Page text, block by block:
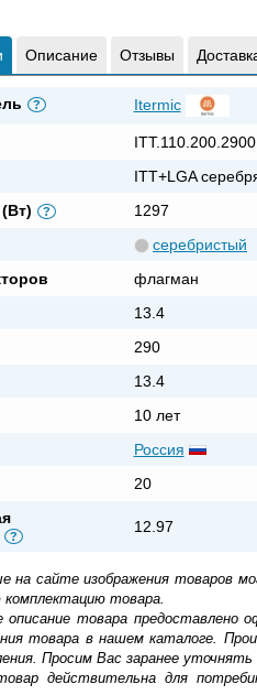
Описание Отзывы
? Itermic
ITT+LGA
?
1297
серебристый
флагман
13.4
290
13.4
10 лет
Россия
20
?
12.97
на сайте изображения товаров
товара.
описание товара предоставлено
товара в нашем каталоге.
Просим Вас заранее
действительна для